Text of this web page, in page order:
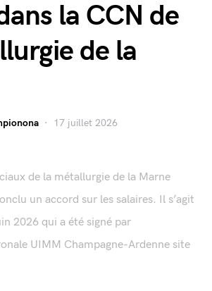
la CCN de
de la
17 juillet 2026
de la métallurgie de la Marne
un accord sur les salaires. Il s’agit
2026 qui a été signé par
UIMM Champagne-Ardenne site